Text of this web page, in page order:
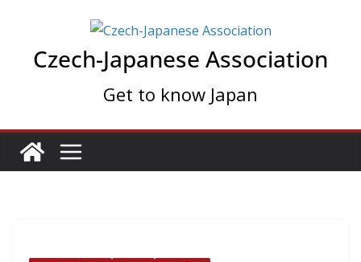
contentCzech-Japanese Association
Get to know Japan